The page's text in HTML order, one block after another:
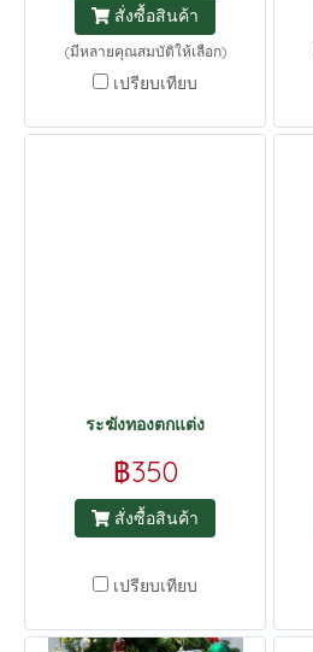
สั่งซื้อสินค้า
(มีหลายคุณสมบัติให้เลือก)
เปรียบเทียบ
ระฆังทองตกแต่ง
฿350
สั่งซื้อสินค้า
เปรียบเทียบ